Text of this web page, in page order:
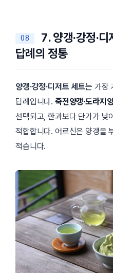
7. 양갱·강정·
답례의 정통
양갱·강정·디저트 세트는 가장
답례입니다. 죽전양갱·도라지
선택되고, 한과보다 단가가 낮
적합합니다. 어르신은 양갱을
적습니다.